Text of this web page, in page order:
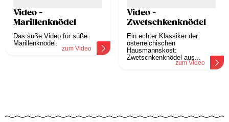
Video -
Marillenknödel
Das süße Video für süße
Marillenknödel.
zum Video
Video -
Zwetschkenknödel
Ein echter Klassiker der
österreichischen
Hausmannskost:
Zwetschkenknödel aus...
zum Video